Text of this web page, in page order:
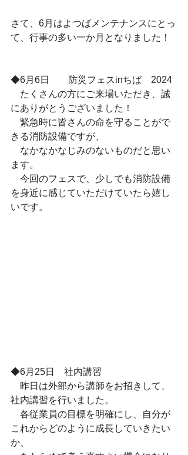
さて、6月はよつばメンテナンスにとっ
て、行事の多い一か月となりました！
◆6月6日　　防災フェスinちば　2024
たくさんの方にご来場いただき、誠
にありがとうございました！
緊急時に皆さんの命を守ることがで
きる消防設備ですが、
なかなかなじみのないものだと思い
ます。
今回のフェスで、少しでも消防設備
を身近に感じていただけていたら嬉し
いです。
◆6月25日　社内講習
昨日は外部から講師をお招きして、
社内講習を行いました。
各従業員の目標を明確にし、自分が
これからどのように成長していきたい
か、